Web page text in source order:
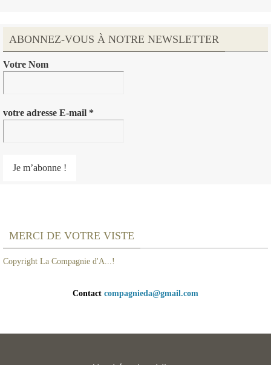
ABONNEZ-VOUS À NOTRE NEWSLETTER
Votre Nom
votre adresse E-mail *
MERCI DE VOTRE VISTE
Copyright La Compagnie d'A...!
Contact compagnieda@gmail.com